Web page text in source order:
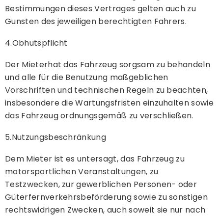
Bestimmungen dieses Vertrages gelten auch zu
Gunsten des jeweiligen berechtigten Fahrers.
4.Obhutspflicht
Der Mieterhat das Fahrzeug sorgsam zu behandeln
und alle für die Benutzung maßgeblichen
Vorschriften und technischen Regeln zu beachten,
insbesondere die Wartungsfristen einzuhalten sowie
das Fahrzeug ordnungsgemäß zu verschließen.
5.Nutzungsbeschränkung
Dem Mieter ist es untersagt, das Fahrzeug zu
motorsportlichen Veranstaltungen, zu
Testzwecken, zur gewerblichen Personen- oder
Güterfernverkehrsbeförderung sowie zu sonstigen
rechtswidrigen Zwecken, auch soweit sie nur nach